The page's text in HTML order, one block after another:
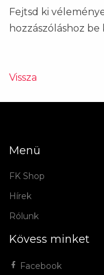
Fejtsd ki
hozzászóláshoz be
Vissza
Menü
FK Shop
Hírek
Rólunk
Kövess minket
Facebook